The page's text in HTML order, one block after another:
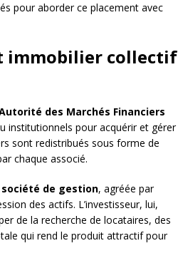
pour aborder ce placement avec
immobilier collectif
des Marchés Financiers
institutionnels pour acquérir et gérer
sont redistribués sous forme de
chaque associé.
société de gestion, agréée par
des actifs. L’investisseur, lui,
de la recherche de locataires, des
qui rend le produit attractif pour